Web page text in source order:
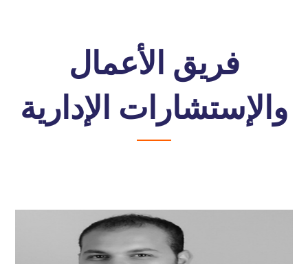
فريق الأعمال
والإستشارات الإدارية